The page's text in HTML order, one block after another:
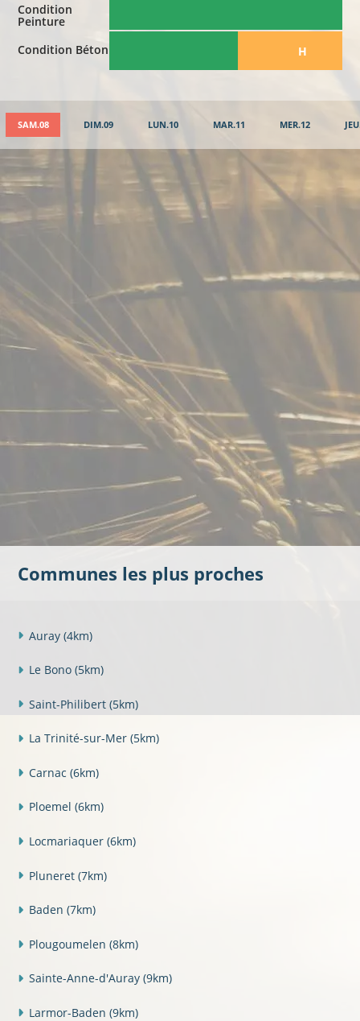
Condition
Peinture
Condition Béton
​H
SAM.08 DIM.09 LUN.10 MAR.11 MER.12
Communes les plus proches
Auray (4km)
Le Bono (5km)
Saint-Philibert (5km)
La Trinité-sur-Mer (5km)
Carnac (6km)
Ploemel (6km)
Locmariaquer (6km)
Pluneret (7km)
Baden (7km)
Plougoumelen (8km)
Sainte-Anne-d'Auray (9km)
Larmor-Baden (9km)